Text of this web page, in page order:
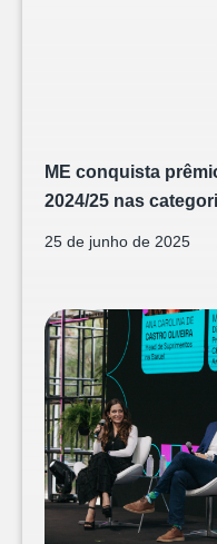
ME conquista
2024/25 nas
25 de junho de 2025